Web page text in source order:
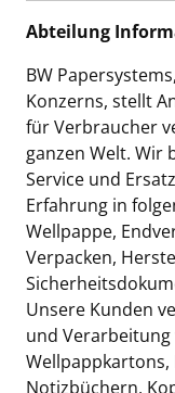
Abteilung
BW
Konzerns, stellt
für Verbraucher
ganzen Welt. Wir
Service und
Erfahrung in
Wellpappe,
Verpacken,
Unsere Kunden
und
Wellpappkartons,
Notizbüchern,